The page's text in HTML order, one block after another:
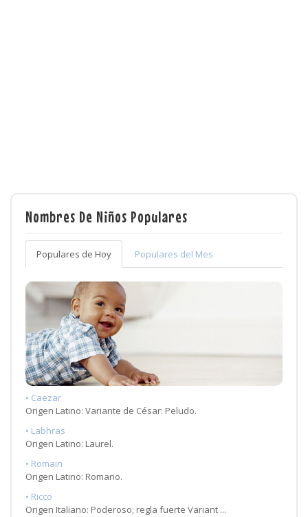
Nombres De Niños Populares
Populares de Hoy Populares del Mes
• Caezar
Origen Latino: Variante de César: Peludo.
• Labhras
Origen Latino: Laurel.
• Romain
Origen Latino: Romano.
• Ricco
Origen Italiano: Poderoso; regla fuerte Variant ...